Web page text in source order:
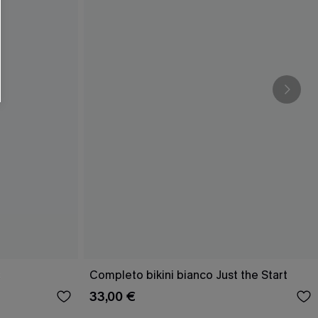
Completo bikini bianco Just the Start
33,00 €
i nostri
valutare il livello di coinvolgimento,